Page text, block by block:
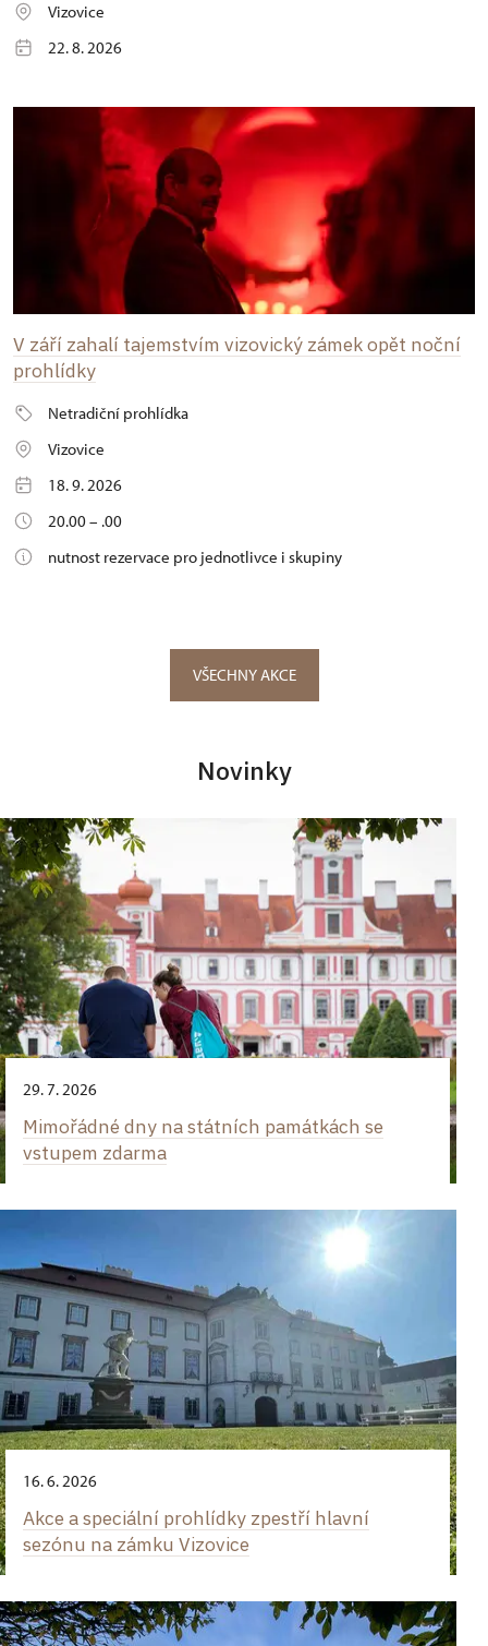
Vizovice
22. 8. 2026
V září zahalí tajemstvím vizovický zámek opět noční
prohlídky
Netradiční prohlídka
Vizovice
18. 9. 2026
20.00 – .00
nutnost rezervace pro jednotlivce i skupiny
VŠECHNY AKCE
Novinky
29. 7. 2026
Mimořádné dny na státních památkách se
vstupem zdarma
16. 6. 2026
Akce a speciální prohlídky zpestří hlavní
sezónu na zámku Vizovice